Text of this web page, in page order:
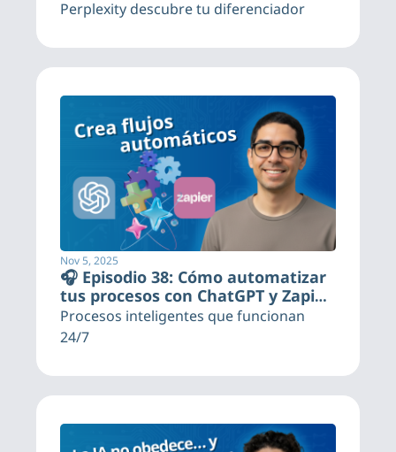
Perplexity descubre tu diferenciador
Nov 5, 2025
🎧 Episodio 38: Cómo automatizar
tus procesos con ChatGPT y Zapier
(paso a paso)
Procesos inteligentes que funcionan
24/7